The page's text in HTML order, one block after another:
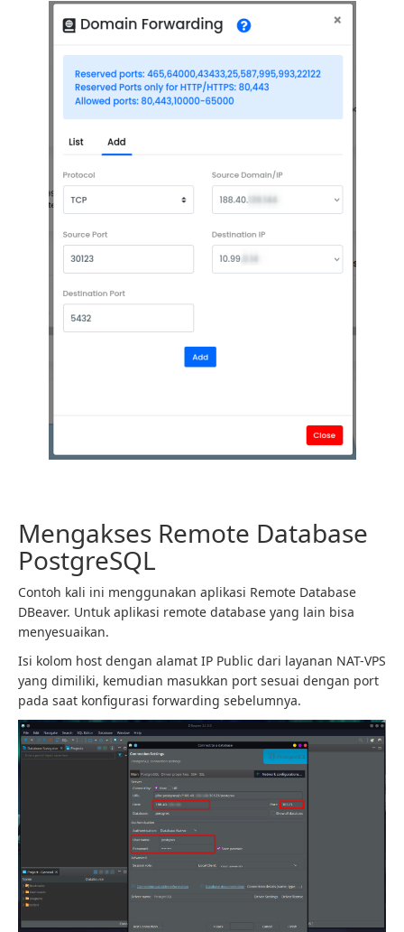
Mengakses Remote Database
PostgreSQL
Contoh kali ini menggunakan aplikasi Remote Database
DBeaver. Untuk aplikasi remote database yang lain bisa
menyesuaikan.
Isi kolom host dengan alamat IP Public dari layanan NAT-VPS
yang dimiliki, kemudian masukkan port sesuai dengan port
pada saat konfigurasi forwarding sebelumnya.